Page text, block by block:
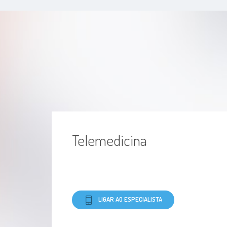
Telemedicina
LIGAR AO ESPECIALISTA